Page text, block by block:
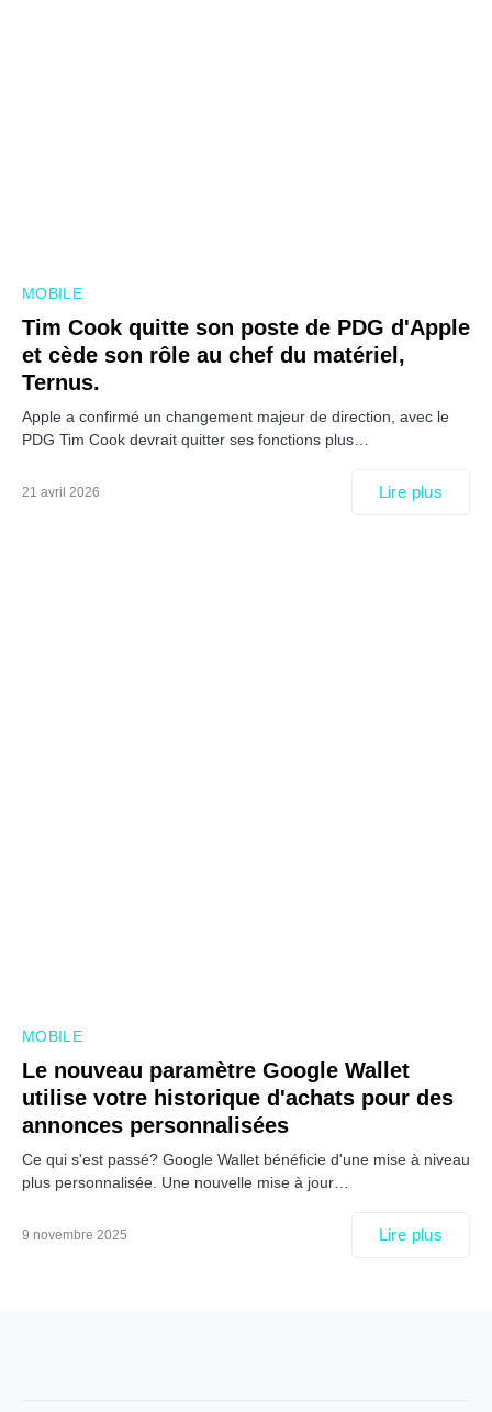
MOBILE
Tim Cook quitte son poste de PDG d'Apple
et cède son rôle au chef du matériel,
Ternus.
Apple a confirmé un changement majeur de direction, avec le
PDG Tim Cook devrait quitter ses fonctions plus…
21 avril 2026 Lire plus
MOBILE
Le nouveau paramètre Google Wallet
utilise votre historique d'achats pour des
annonces personnalisées
Ce qui s'est passé? Google Wallet bénéficie d'une mise à niveau
plus personnalisée. Une nouvelle mise à jour…
9 novembre 2025 Lire plus